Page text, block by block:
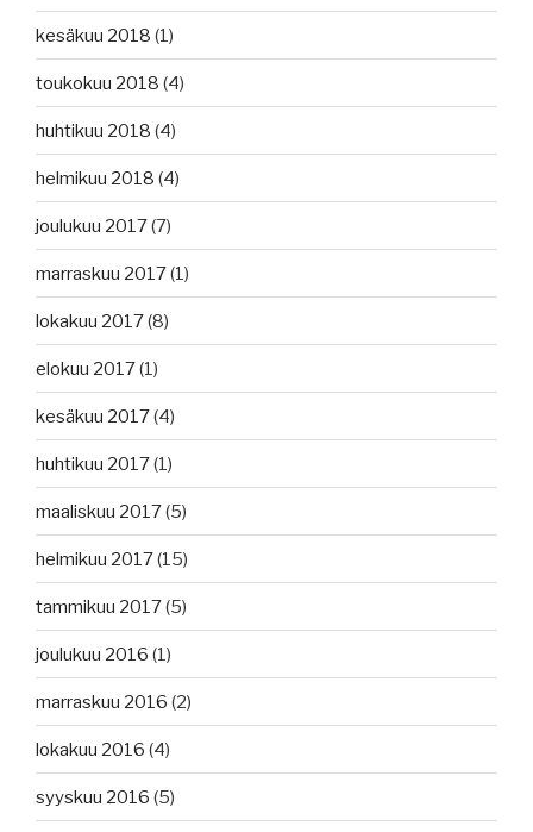
kesäkuu 2018 (1)
toukokuu 2018 (4)
huhtikuu 2018 (4)
helmikuu 2018 (4)
joulukuu 2017(7)
marraskuu 2017(1)
lokakuu 2017(8)
elokuu 2017(1)
kesäkuu 2017(4)
huhtikuu 2017(1)
maaliskuu 2017(5)
helmikuu 2017(15)
tammikuu 2017(5)
joulukuu 2016 (1)
marraskuu 2016 (2)
lokakuu 2016 (4)
syyskuu 2016 (5)